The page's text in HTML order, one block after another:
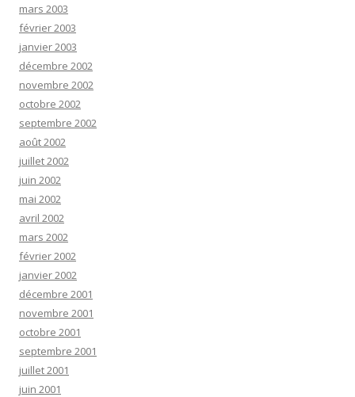
mars 2003
février 2003
janvier 2003
décembre 2002
novembre 2002
octobre 2002
septembre 2002
août 2002
juillet 2002
juin 2002
mai 2002
avril 2002
mars 2002
février 2002
janvier 2002
décembre 2001
novembre 2001
octobre 2001
septembre 2001
juillet 2001
juin 2001